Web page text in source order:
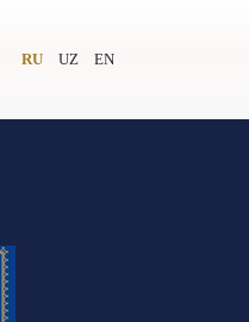
RU UZ EN